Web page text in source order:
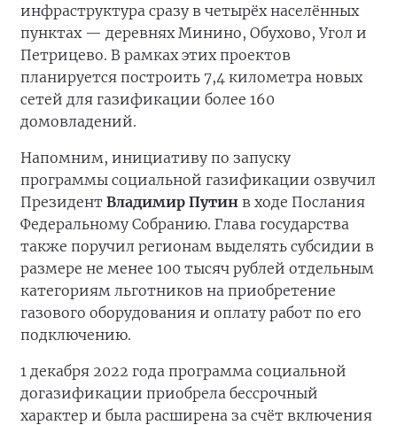
инфраструктура сразу в четырёх населённых
пунктах — деревнях Минино, Обухово, Угол и
Петрицево. В рамках этих проектов
планируется построить 7,4 километра новых
сетей для газификации более 160
домовладений.
Напомним, инициативу по запуску
программы социальной газификации озвучил
Президент Владимир Путин в ходе Послания
Федеральному Собранию. Глава государства
также поручил регионам выделять субсидии в
размере не менее 100 тысяч рублей отдельным
категориям льготников на приобретение
газового оборудования и оплату работ по его
подключению.
1 декабря 2022 года программа социальной
догазификации приобрела бессрочный
характер и была расширена за счёт включения